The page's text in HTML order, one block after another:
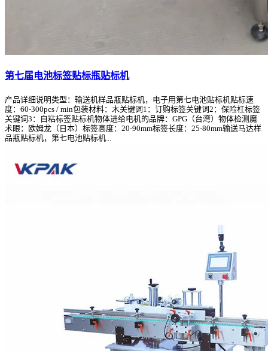
第七届电池标签贴标瓶贴标机
产品详细说明类型：输送机样品瓶贴标机，电子用第七电池贴标机贴标速
度：60-300pcs / min包装材料：木关键词1：订购标签关键词2：保险杠标签
关键词3：自粘标签贴标机物体进给电机的品牌：GPG（台湾）物体检测魔
术眼：欧姆龙（日本）标签高度：20-90mm标签长度：25-80mm输送马达样
品瓶贴标机，第七电池贴标机...